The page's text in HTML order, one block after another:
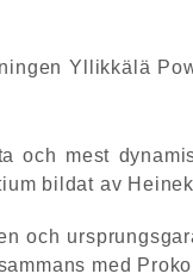
Yllikkälä
och mest
bildat av
och
med